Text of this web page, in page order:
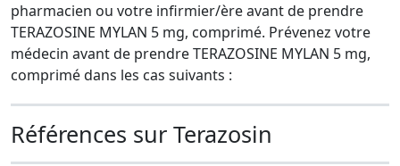
pharmacien ou votre infirmier/ère avant de prendre
TERAZOSINE MYLAN 5 mg, comprimé. Prévenez votre
médecin avant de prendre TERAZOSINE MYLAN 5 mg,
comprimé dans les cas suivants :
Références sur Terazosin